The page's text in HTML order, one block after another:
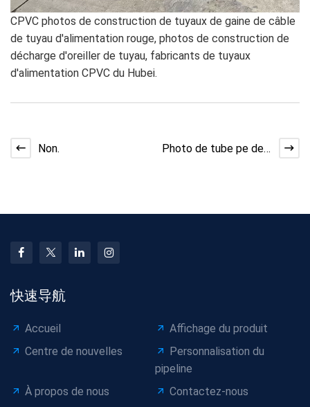
CPVC photos de construction de tuyaux de gaine de câble
de tuyau d'alimentation rouge, photos de construction de
décharge d'oreiller de tuyau, fabricants de tuyaux
d'alimentation CPVC du Hubei.
Non.
Photo de tube pe de
快速导航
Accueil
Affichage du produit
Centre de nouvelles
Personnalisation du
pipeline
À propos de nous
Contactez-nous